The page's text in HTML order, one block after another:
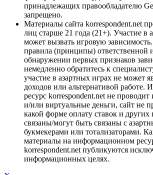
принадлежащих правообладателю
запрещено.
Материалы сайта korrespondent.net
лиц старше 21 года (21+). Участие в
может вызвать игровую
правила (принципы) ответственной
обнаружении первых признаков
немедленно обратитесь к
участие в азартных играх не может
доходов или альтернативой
ресурс korrespondent.net не
и/или виртуальные деньги, сайт не
какой форме оплату ставок и других
связаны/могут быть связаны с
букмекерами или тотализаторами.
материалы на информационном
korrespondent.net публикуются
информационных целях.